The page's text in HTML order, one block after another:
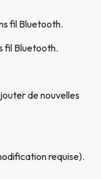
fil Bluetooth.
fil Bluetooth.
de nouvelles
requise).